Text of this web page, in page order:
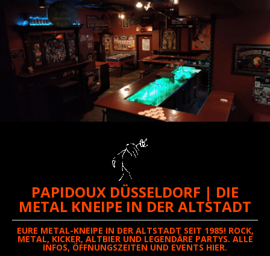
PAPIDOUX DÜSSELDORF | DIE
METAL KNEIPE IN DER ALTSTADT
EURE METAL-KNEIPE IN DER ALTSTADT SEIT 1985! ROCK,
METAL, KICKER, ALTBIER UND LEGENDÄRE PARTYS. ALLE
INFOS, ÖFFNUNGSZEITEN UND EVENTS HIER.